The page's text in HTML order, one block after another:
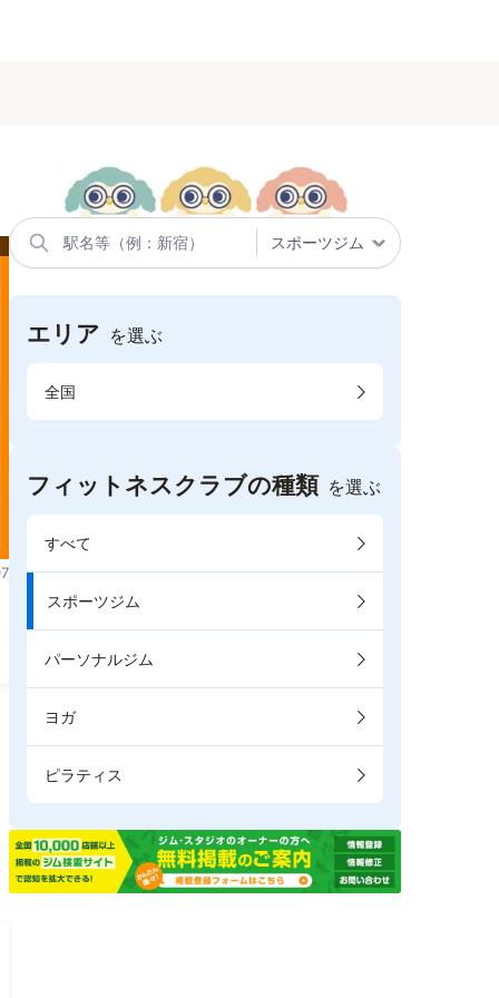
エリア を選ぶ
全国
フィットネスクラブの種類 を選ぶ
すべて
スポーツジム
パーソナルジム
ヨガ
ピラティス